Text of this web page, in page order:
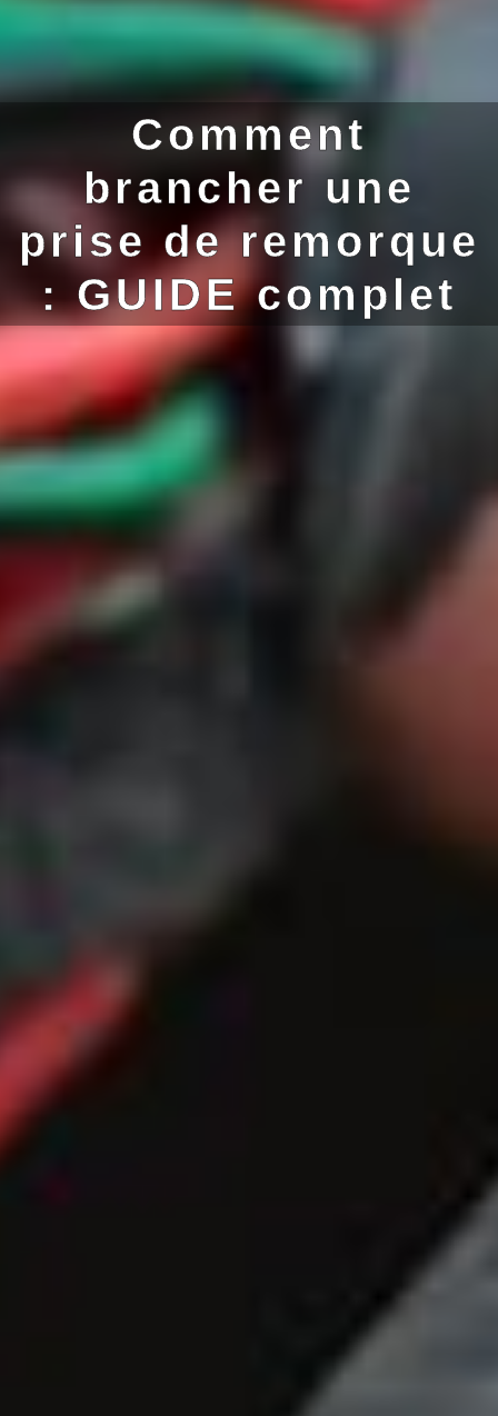
Comment
brancher une
prise de remorque
: GUIDE complet